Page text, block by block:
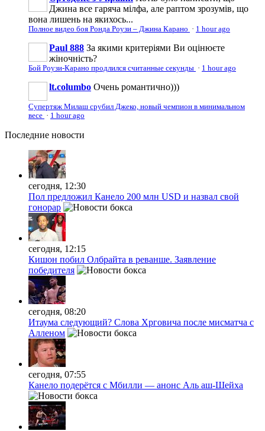
Джина все гаряча мілфа, але раптом зрозумів, що
вона лишень на якихось...
Полное видео боя Ронда Роузи – Джина Карано · 1 hour ago
Paul 888 За якими критеріями Ви оцінюєте
жіночність?
Бой Роузи-Карано продлился считанные секунды · 1 hour ago
lt.columbo Очень романтично)))
Супертяж Милаш срубил Джеко, новый чемпион в минимальном
весе · 1 hour ago
Последние новости
сегодня, 12:30
Пол предложил Канело 200 млн USD и назвал свой
гонорар
сегодня, 12:15
Кишон побил Олбрайта в реванше. Заявление
победителя
сегодня, 08:20
Итаума следующий? Слова Хрговича после мисматча с
Алленом
сегодня, 07:55
Канело подерётся с Мбилли — анонс Аль аш-Шейха